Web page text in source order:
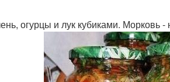
огурцы и лук кубиками. Морковь -